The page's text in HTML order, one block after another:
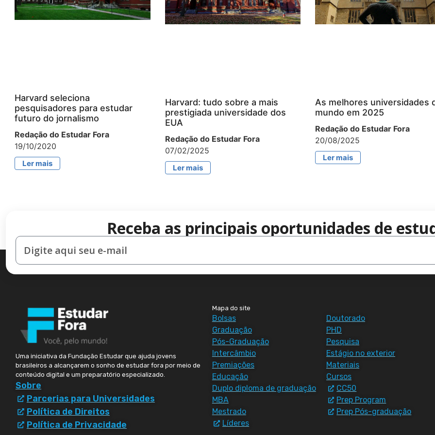
Harvard seleciona
pesquisadores para estudar
futuro do jornalismo
Redação do Estudar Fora
19/10/2020
Ler mais
Harvard: tudo sobre a mais
prestigiada universidade dos
EUA
Redação do Estudar Fora
07/02/2025
Ler mais
As melhores universidades
mundo em 2025
Redação do Estudar Fora
20/08/2025
Ler mais
Receba as principais oportunidades de
Uma iniciativa da Fundação Estudar que ajuda jovens
brasileiros a alcançarem o sonho de estudar fora por meio de
conteúdo digital e um preparatório especializado.
Sobre
Parcerias para Universidades
Política de Direitos
Política de Privacidade
Mapa do site
Bolsas
Graduação
Pós-Graduação
Intercâmbio
Premiações
Educação
Duplo diploma de graduação
MBA
Mestrado
Líderes
Doutorado
PHD
Pesquisa
Estágio no exterior
Materiais
Cursos
CC50
Prep Program
Prep Pós-graduação